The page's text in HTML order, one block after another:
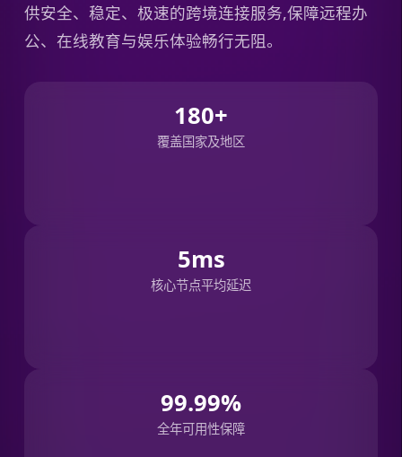
供安全、稳定、极速的跨境连接服务,保障远程办
公、在线教育与娱乐体验畅行无阻。
180+
覆盖国家及地区
5ms
核心节点平均延迟
99.99%
全年可用性保障